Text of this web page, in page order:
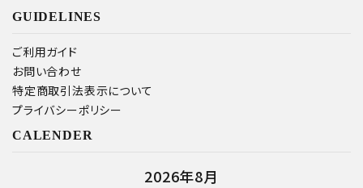
GUIDELINES
ご利用ガイド
お問い合わせ
特定商取引法表示について
プライバシーポリシー
CALENDER
2026年8月